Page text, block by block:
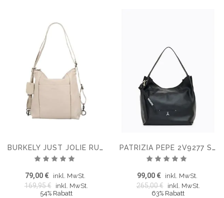
BURKELY JUST JOLIE RUCKSACK HOBO
Bewertung:
79,00 € inkl. MwSt.
169,95 €
inkl. MwSt.
54% Rabatt
PATRIZIA PEPE 2V9277 SCHULTERTASCHE
Bewertung:
99,00 € inkl. MwSt.
265,00 €
inkl. MwSt.
63% Rabatt